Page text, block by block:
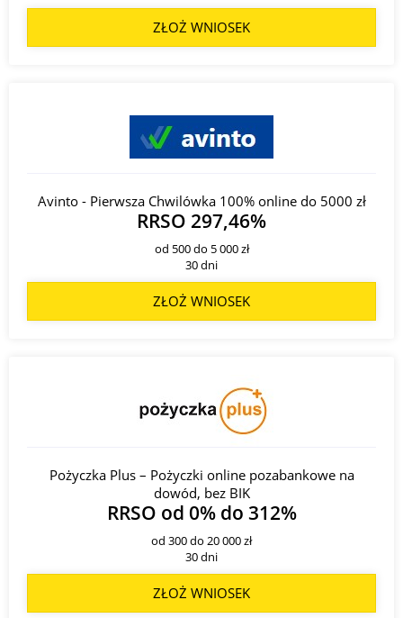
ZŁOŻ WNIOSEK
Avinto - Pierwsza Chwilówka 100% online do 5000 zł
RRSO 297,46%
od 500 do 5 000 zł
30 dni
ZŁOŻ WNIOSEK
Pożyczka Plus – Pożyczki online pozabankowe na
dowód, bez BIK
RRSO od 0% do 312%
od 300 do 20 000 zł
30 dni
ZŁOŻ WNIOSEK